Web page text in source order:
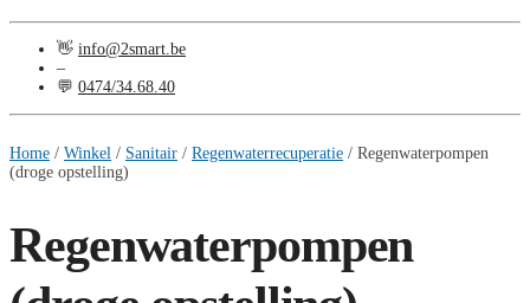
👋 info@2smart.be
–
💬 0474/34.68.40
Home / Winkel / Sanitair / Regenwaterrecuperatie / Regenwaterpompen
(droge opstelling)
Regenwaterpompen